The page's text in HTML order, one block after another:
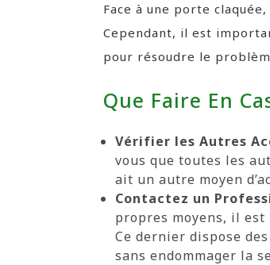
Face à une porte
Cependant, il est
pour résoudre le
Que Faire En
Vérifier les Autres
vous que toutes les
ait un autre moyen
Contactez un
propres moyens, il
Ce dernier dispose
sans endommager la